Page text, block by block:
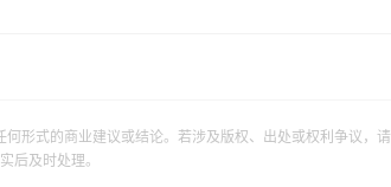
形式的商业建议或结论。若涉及版权、出处或权利争议，请
后及时处理。